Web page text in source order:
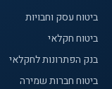
ביטוח עסק וחבויות
ביטוח חקלאי
בנק הפתרונות לחקלאי
ביטוח חברות שמירה